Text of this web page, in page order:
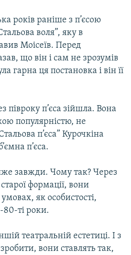
років раніше з п’єсою
воля”, яку в
Моісеїв. Перед
що він і сам не зрозумів
гарна ця постановка і він її
півроку п’єса зійшла. Вона
популярністю, не
п’єса” Курочкіна
п’єса.
завжди. Чому так? Через
формації, вони
як особистості,
ті роки.
театральній естетиці. І з
вони ставлять так,